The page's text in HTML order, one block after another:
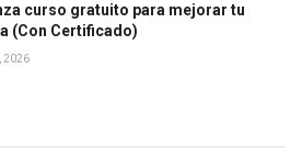
curso gratuito para mejorar tu
(Con Certificado)
2026